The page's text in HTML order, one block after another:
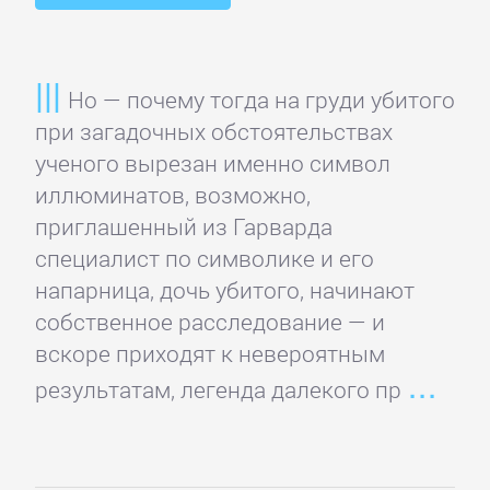
Но — почему тогда на груди убитого
при загадочных обстоятельствах
ученого вырезан именно символ
иллюминатов, возможно,
приглашенный из Гарварда
специалист по символике и его
напарница, дочь убитого, начинают
собственное расследование — и
вскоре приходят к невероятным
результатам, легенда далекого пр
Домашние
Зарубежная
прикладная
и
научно-
популярная
литература
Здоровье